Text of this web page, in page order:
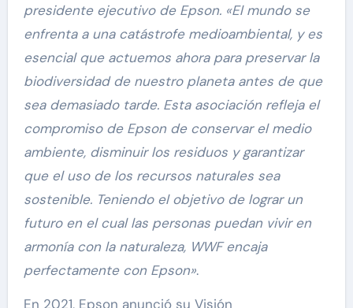
presidente ejecutivo de Epson. «El mundo se
enfrenta a una catástrofe medioambiental, y es
esencial que actuemos ahora para preservar la
biodiversidad de nuestro planeta antes de que
sea demasiado tarde. Esta asociación refleja el
compromiso de Epson de conservar el medio
ambiente, disminuir los residuos y garantizar
que el uso de los recursos naturales sea
sostenible. Teniendo el objetivo de lograr un
futuro en el cual las personas puedan vivir en
armonía con la naturaleza, WWF encaja
perfectamente con Epson».
En 2021, Epson anunció su Visión